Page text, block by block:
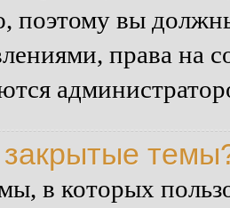
вы
права на
закрытые
в которых